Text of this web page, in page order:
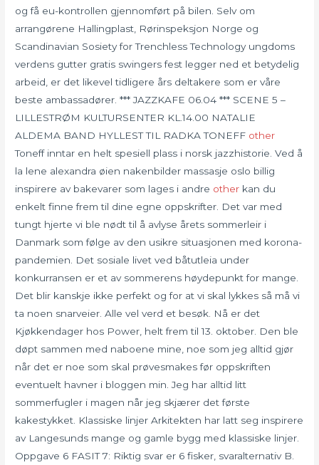
og få eu-kontrollen gjennomført på bilen. Selv om
arrangørene Hallingplast, Rørinspeksjon Norge og
Scandinavian Sosiety for Trenchless Technology ungdoms
verdens gutter gratis swingers fest legger ned et betydelig
arbeid, er det likevel tidligere års deltakere som er våre
beste ambassadører. *** JAZZKAFE 06.04 *** SCENE 5 –
LILLESTRØM KULTURSENTER KL.14.00 NATALIE
ALDEMA BAND HYLLEST TIL RADKA TONEFF other
Toneff inntar en helt spesiell plass i norsk jazzhistorie. Ved å
la lene alexandra øien nakenbilder massasje oslo billig
inspirere av bakevarer som lages i andre other kan du
enkelt finne frem til dine egne oppskrifter. Det var med
tungt hjerte vi ble nødt til å avlyse årets sommerleir i
Danmark som følge av den usikre situasjonen med korona-
pandemien. Det sosiale livet ved båtutleia under
konkurransen er et av sommerens høydepunkt for mange.
Det blir kanskje ikke perfekt og for at vi skal lykkes så må vi
ta noen snarveier. Alle vel verd et besøk. Nå er det
Kjøkkendager hos Power, helt frem til 13. oktober. Den ble
døpt sammen med naboene mine, noe som jeg alltid gjør
når det er noe som skal prøvesmakes før oppskriften
eventuelt havner i bloggen min. Jeg har alltid litt
sommerfugler i magen når jeg skjærer det første
kakestykket. Klassiske linjer Arkitekten har latt seg inspirere
av Langesunds mange og gamle bygg med klassiske linjer.
Oppgave 6 FASIT 7: Riktig svar er 6 fisker, svaralternativ B.